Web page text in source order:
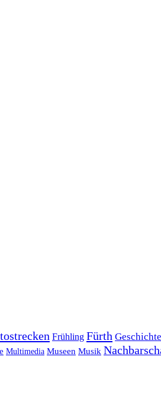
Frühling Fürth Geschichte
Multimedia Museen Musik